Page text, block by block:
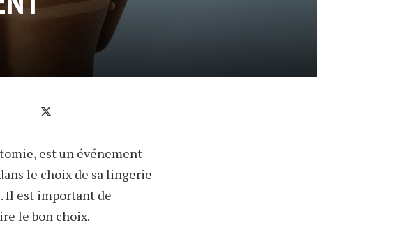
est un événement
le choix de sa lingerie
Il est important de
le bon choix.